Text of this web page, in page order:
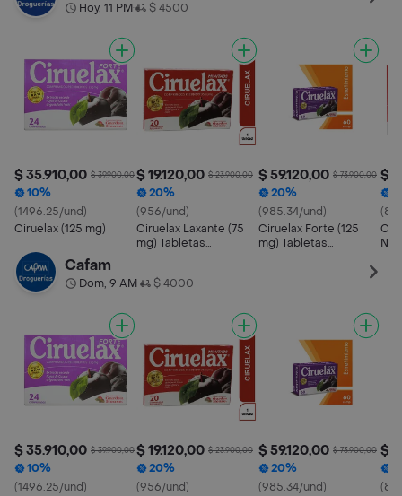
Hoy, 11 PM• $ 4500
$ 35.910,00 $ 39.900,00
10%
(1496.25/und)
Ciruelax (125 mg)
$ 19.120,00 $ 23.900,00
20%
(956/und)
Ciruelax Laxante (75
mg) Tabletas
$ 59.120,00 $ 73.900,00
20%
(985.34/und)
Ciruelax Forte (125
mg) Tabletas
$
Cafam
Dom, 9 AM• $ 4000
$ 35.910,00 $ 39.900,00
10%
(1496.25/und)
$ 19.120,00 $ 23.900,00
20%
(956/und)
$ 59.120,00 $ 73.900,00
20%
(985.34/und)
$